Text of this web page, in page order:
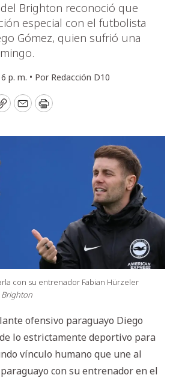
Brighton reconoció que
especial con el futbolista
Gómez, quien sufrió una
p. m. • Por Redacción D10
CopyEmailPrint
con su entrenador Fabian Hürzeler
Brighton
ofensivo paraguayo Diego
lo estrictamente deportivo para
vínculo humano que une al
con su entrenador en el